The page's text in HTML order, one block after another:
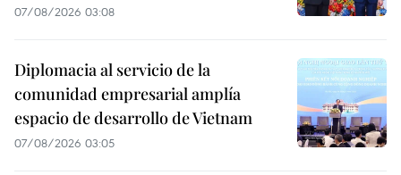
07/08/2026 03:08
Diplomacia al servicio de la
comunidad empresarial amplía
espacio de desarrollo de Vietnam
07/08/2026 03:05